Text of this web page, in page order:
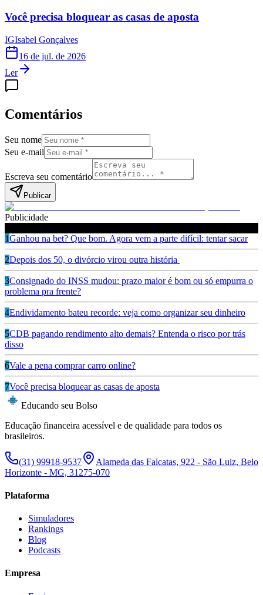
Você precisa bloquear as casas de aposta
IGIsabel Gonçalves
16 de jul. de 2026
Ler
Comentários
Seu nome
Seu e-mail
Escreva seu comentário
Publicar
Publicidade
1Ganhou na bet? Que bom. Agora vem a parte difícil: tentar sacar
2Depois dos 50, o divórcio virou outra história
3Consignado do INSS mudou: prazo maior é bom ou só empurra o
problema pra frente?
4Endividamento bateu recorde: veja como organizar seu dinheiro
5CDB pagando rendimento alto demais? Entenda o risco por trás
disso
6Vale a pena comprar carro online?
7Você precisa bloquear as casas de aposta
Educando seu Bolso
Educação financeira acessível e de qualidade para todos os
brasileiros.
(31) 99918-9537
Alameda das Falcatas, 922 - São Luiz, Belo
Horizonte - MG, 31275-070
Plataforma
Simuladores
Rankings
Blog
Podcasts
Empresa